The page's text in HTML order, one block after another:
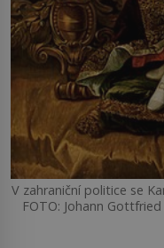
V zahraniční politice se
FOTO: Johann